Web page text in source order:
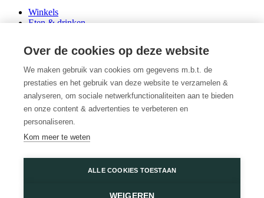
Winkels
Eten & drinken
Schenk een cadeaubon
Over ons
Wini’s
Plattegrond
Diensten
Promoties
Huur een winkel
Veelgestelde vragen
Wijnegem Shopping Center
Over de cookies op deze website
We maken gebruik van cookies om gegevens m.b.t. de
prestaties en het gebruik van deze website te verzamelen &
analyseren, om sociale netwerkfunctionaliteiten aan te bieden
en onze content & advertenties te verbeteren en
personaliseren.
Kom meer te weten
ALLE COOKIES TOESTAAN
WEIGEREN